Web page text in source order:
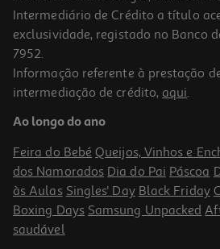
Intermediário de Crédito a título
exclusividade, registado no Banco
7952.
Informação referente à prestação
intermediação de crédito, aqui.
Ao longo do ano
Feira do Bebé Queijos, Vinhos e
dos Namorados Dia do Pai Páscoa
às Aulas Singles' Day Black Friday
Boxing Days Samsung Unpacked
saudável